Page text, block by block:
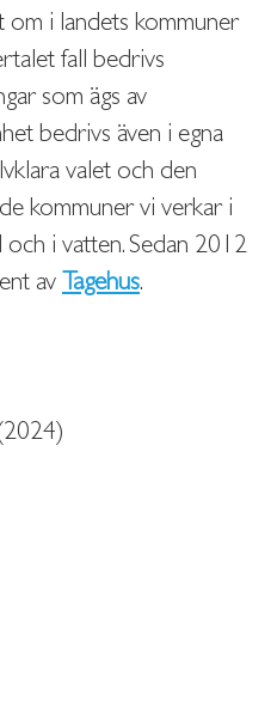
om i landets kommuner
fall bedrivs
som ägs av
bedrivs även i egna
valet och den
kommuner vi verkar i
i vatten. Sedan 2012
av Tagehus.